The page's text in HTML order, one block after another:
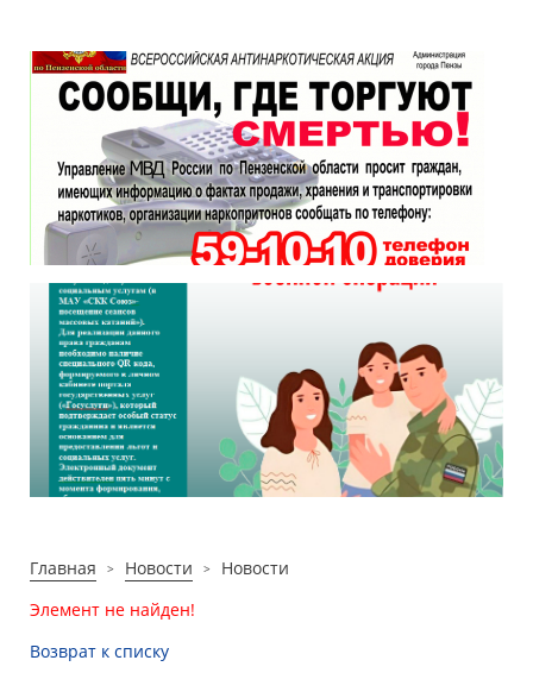
Главная Новости
Новости
Элемент не найден!
Возврат к списку